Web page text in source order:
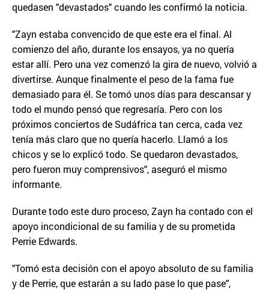
quedasen "devastados" cuando les confirmó la noticia.
"Zayn estaba convencido de que este era el final. Al
comienzo del año, durante los ensayos, ya no quería
estar allí. Pero una vez comenzó la gira de nuevo, volvió a
divertirse. Aunque finalmente el peso de la fama fue
demasiado para él. Se tomó unos días para descansar y
todo el mundo pensó que regresaría. Pero con los
próximos conciertos de Sudáfrica tan cerca, cada vez
tenía más claro que no quería hacerlo. Llamó a los
chicos y se lo explicó todo. Se quedaron devastados,
pero fueron muy comprensivos", aseguró el mismo
informante.
Durante todo este duro proceso, Zayn ha contado con el
apoyo incondicional de su familia y de su prometida
Perrie Edwards.
"Tomó esta decisión con el apoyo absoluto de su familia
y de Perrie, que estarán a su lado pase lo que pase",